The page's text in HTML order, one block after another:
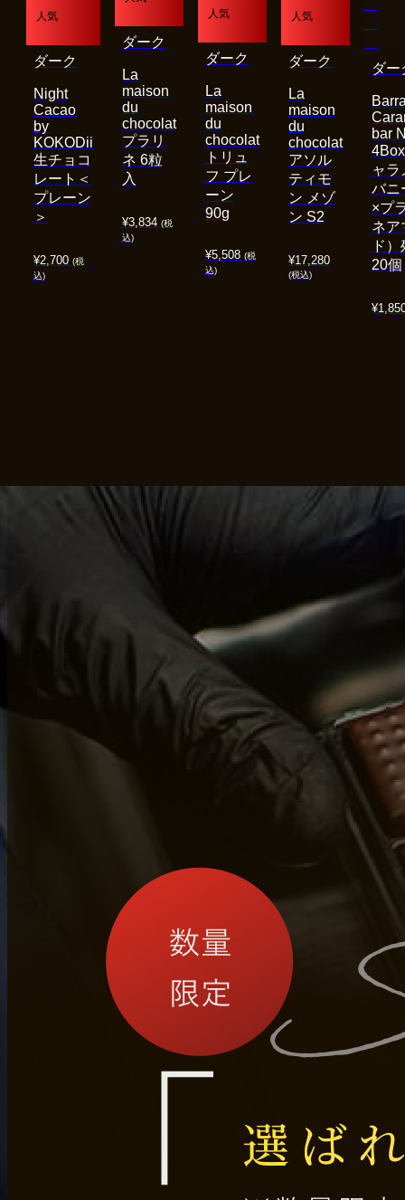
人気
¥2,700 (税
込)
Night
Cacao
by
KOKODii
生チョコ
レート＜
プレーン
＞
ダーク
¥3,834 (税
込)
La
maison
du
chocolat
プラリ
ネ 6粒
入
ダーク
人気
¥5,508 (税
込)
La
maison
du
chocolat
トリュ
フ プレ
ーン
90g
ダーク
人気
¥17,280
(税込)
La
maison
du
chocolat
アソル
ティモ
ン メゾ
ン S2
ダーク
¥
bar
ャラ
バニ
×プ
ネア
ド
20個
ダー